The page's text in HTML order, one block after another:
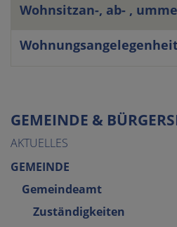
GEMEINDE &
AKTUELLES
GEMEINDE
Gemeindeamt
Zuständigkeiten
Wohnsitzan-, ab- ,